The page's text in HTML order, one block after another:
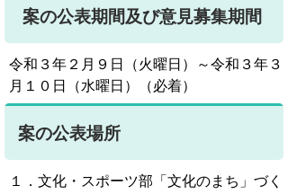
案の公表期間及び意見募集期間
令和３年２月９日（火曜日）～令和３年３
月１０日（水曜日）（必着）
案の公表場所
１．文化・スポーツ部「文化のまち」づく